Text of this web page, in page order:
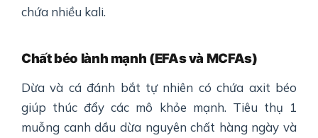
chứa nhiều kali.
Chất béo lành mạnh (EFAs và MCFAs)
Dừa và cá đánh bắt tự nhiên có chứa axit béo
giúp thúc đẩy các mô khỏe mạnh. Tiêu thụ 1
muỗng canh dầu dừa nguyên chất hàng ngày và